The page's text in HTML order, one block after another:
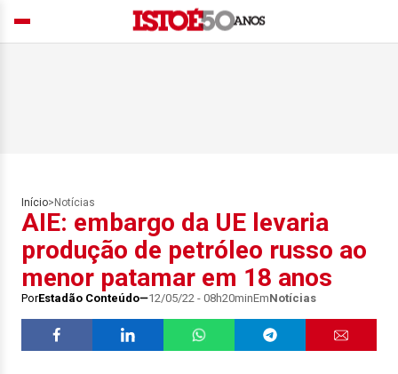
Início> Notícias
AIE: embargo da UE levaria
produção de petróleo russo ao
menor patamar em 18 anos
PorEstadão Conteúdo 12/05/22 - 08h20minEmNotícias